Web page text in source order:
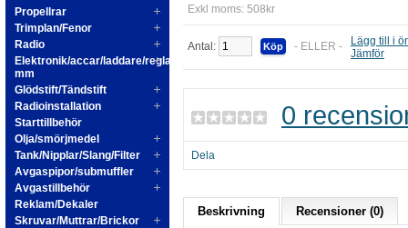
Propellrar
Trimplan/Fenor
Radio
Elektronik/accar/laddare/reglage
mm
Glödstift/Tändstift
Radioinstallation
Starttillbehör
Olja/smörjmedel
Tank/Nipplar/Slang/Filter
Avgaspipor/submuffler
Avgastillbehör
Reklam/Dekaler
Skruvar/Muttrar/Brickor
Exkl moms: 508kr
Antal: - ELLER -
Lägg till i
Jämför
0
Dela
Beskrivning Recensioner (0)